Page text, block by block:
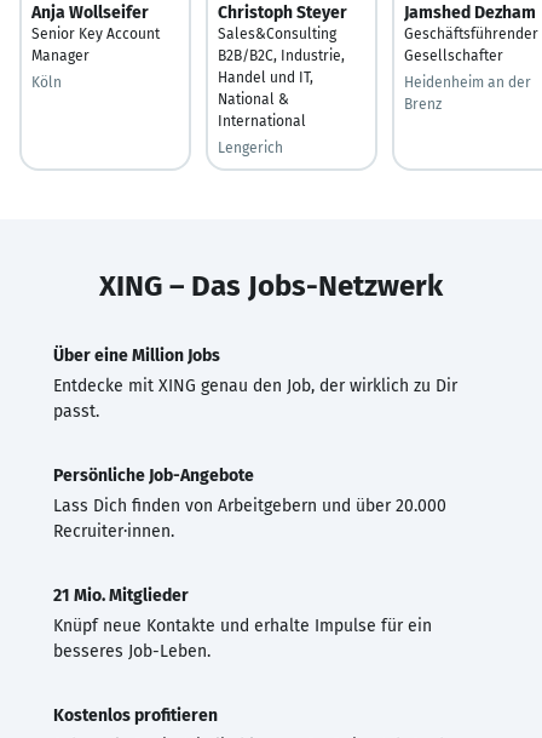
Anja Wollseifer
Senior Key Account
Manager
Köln
Christoph Steyer
Sales&Consulting
B2B/B2C, Industrie,
Handel und IT,
National &
International
Lengerich
Jamshed Dezham
Geschäftsführender
Gesellschafter
Heidenheim an der
Brenz
XING – Das Jobs-Netzwerk
Über eine Million Jobs
Entdecke mit XING genau den Job, der wirklich zu Dir
passt.
Persönliche Job-Angebote
Lass Dich finden von Arbeitgebern und über 20.000
Recruiter·innen.
21 Mio. Mitglieder
Knüpf neue Kontakte und erhalte Impulse für ein
besseres Job-Leben.
Kostenlos profitieren